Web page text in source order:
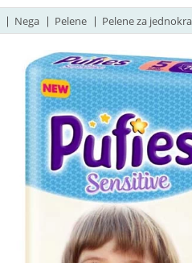
Nega Pelene Pelene za